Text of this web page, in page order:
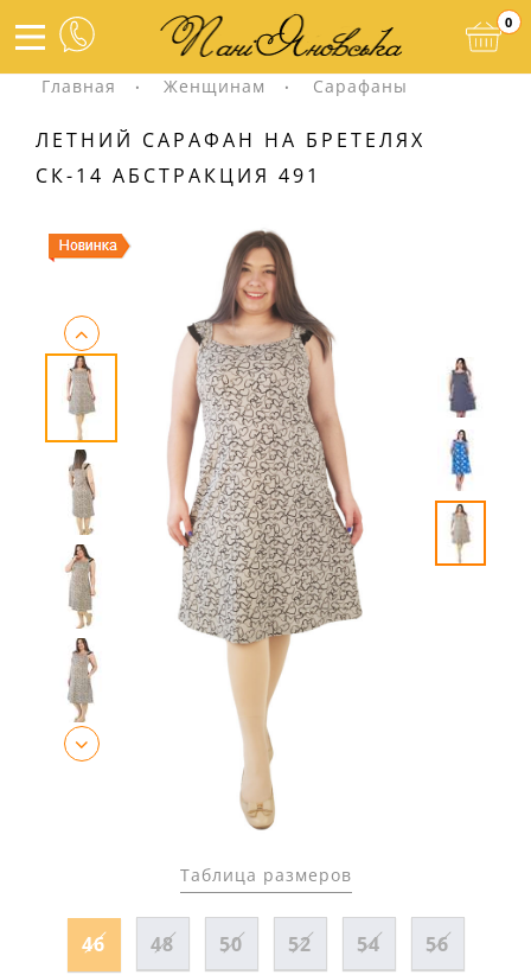
0
Главная Женщинам Сарафаны
ЛЕТНИЙ САРАФАН НА БРЕТЕЛЯХ
СК-14 АБСТРАКЦИЯ 491
Таблица размеров
46 48 50 52 54 56